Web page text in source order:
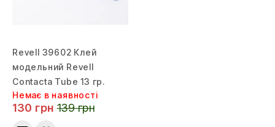
Revell 39602 Клей
модельний Revell
Contacta Tube 13 гр.
Немає в наявності
130 грн 139 грн